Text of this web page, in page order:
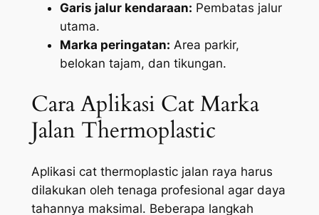
Garis jalur kendaraan: Pembatas jalur
utama.
Marka peringatan: Area parkir,
belokan tajam, dan tikungan.
Cara Aplikasi Cat Marka
Jalan Thermoplastic
Aplikasi cat thermoplastic jalan raya harus
dilakukan oleh tenaga profesional agar daya
tahannya maksimal. Beberapa langkah